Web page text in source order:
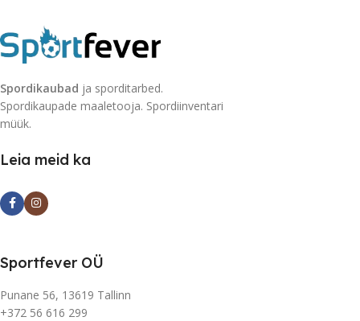
Spordikaubad ja sporditarbed.
Spordikaupade maaletooja. Spordiinventari
müük.
Leia meid ka
Sportfever OÜ
Punane 56, 13619 Tallinn
+372 56 616 299